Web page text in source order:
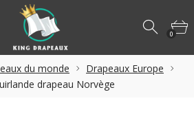
0
du monde
Drapeaux Europe
drapeau Norvège